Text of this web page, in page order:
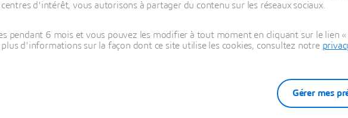
manufacturers in each design stage is the urgent need for information about
information can be costly and difficult to obtain, traditionally involving
any surface features of a fully detailed prototype during a wind tunnel test.
is a major contributor to vehicle development costs and design cycle time.
d'intérêt, vous autorisons à partager du contenu sur les réseaux sociaux.
pendant 6 mois et vous pouvez les modifier à tout moment en cliquant sur le lien
plus d'informations sur la façon dont ce site utilise les cookies, consultez notre
Gérer mes